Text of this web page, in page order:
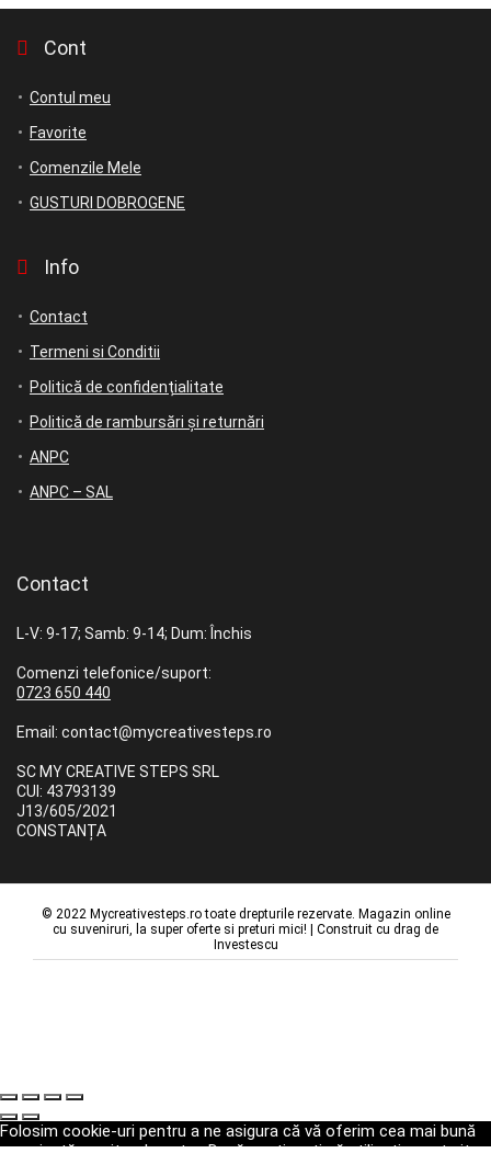
Cont
Contul meu
Favorite
Comenzile Mele
GUSTURI DOBROGENE
Info
Contact
Termeni si Conditii
Politică de confidențialitate
Politică de rambursări și returnări
ANPC
ANPC – SAL
Contact
L-V: 9-17; Samb: 9-14; Dum: Închis
Comenzi telefonice/suport:
0723 650 440
Email: contact@mycreativesteps.ro
SC MY CREATIVE STEPS SRL
CUI: 43793139
J13/605/2021
CONSTANȚA
© 2022 Mycreativesteps.ro toate drepturile rezervate. Magazin online
cu suveniruri, la super oferte si preturi mici! | Construit cu drag de
Investescu
Folosim cookie-uri pentru a ne asigura că vă oferim cea mai bună
experiență pe site-ul nostru. Dacă continuați să utilizați acest site,